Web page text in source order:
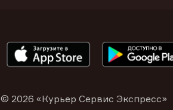
© 2026 «Курьер Сервис Экспресс»